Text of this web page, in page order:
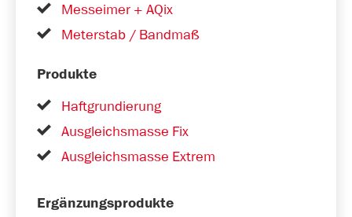
Messeimer + AQix
Meterstab / Bandmaß
Produkte
Haftgrundierung
Ausgleichsmasse Fix
Ausgleichsmasse Extrem
Ergänzungsprodukte